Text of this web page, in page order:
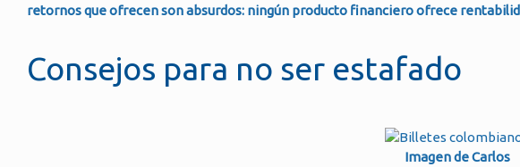
retornos que ofrecen son absurdos: ningún producto financiero ofrece
Consejos para no ser estafado
Imagen de Carlos